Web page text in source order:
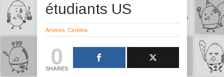
étudiants US
Animes Cinéma
0
SHARES